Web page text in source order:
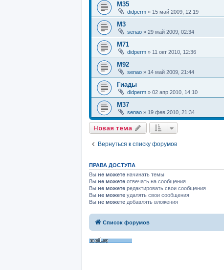
M35
didperm » 15 май 2009, 12:19
М3
senao » 29 май 2009, 02:34
M71
didperm » 11 окт 2010, 12:36
M92
senao » 14 май 2009, 21:44
Гиады
didperm » 02 апр 2010, 14:10
М37
senao » 19 фев 2010, 21:34
Новая тема
Вернуться к списку форумов
ПРАВА ДОСТУПА
Вы не можете начинать темы
Вы не можете отвечать на сообщения
Вы не можете редактировать свои сообщения
Вы не можете удалять свои сообщения
Вы не можете добавлять вложения
Список форумов